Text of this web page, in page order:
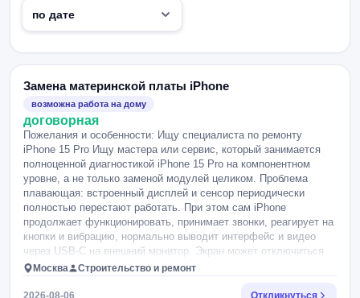
Замена материнской платы iPhone
возможна работа на дому
договорная
Пожелания и особенности: Ищу специалиста по ремонту
iPhone 15 Pro Ищу мастера или сервис, который занимается
полноценной диагностикой iPhone 15 Pro на компонентном
уровне, а не только заменой модулей целиком. Проблема
плавающая: встроенный дисплей и сенсор периодически
полностью перестают работать. При этом сам iPhone
продолжает функционировать, принимает звонки, реагирует на
кнопки и вибрацию, нормально выводит интерфейс и видео
через USB-C на внешний монитор. Экран может отключиться
как при обычном использовании, так и под нагрузкой. Через
некоторое время он иногда снова начинает работать и
показывает нормальное изображение без полос и других
Москва Строительство и ремонт
2026-08-06 Откликнуться